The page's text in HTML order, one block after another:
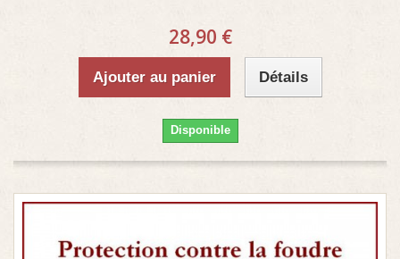
28,90 €
Ajouter au panier Détails
Disponible